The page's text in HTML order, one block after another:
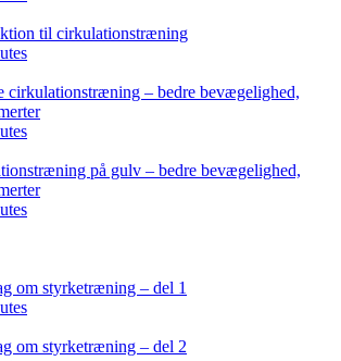
til cirkulationstræning
cirkulationstræning – bedre bevægelighed,
på gulv – bedre bevægelighed,
om styrketræning – del 1
om styrketræning – del 2